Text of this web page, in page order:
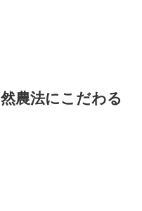
農法にこだわる